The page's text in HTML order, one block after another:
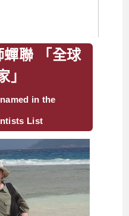
蟬聯 「全球
」
in the
List